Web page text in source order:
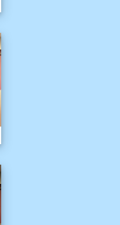
109上新舊任會長交接典
109上新舊任會長交接典